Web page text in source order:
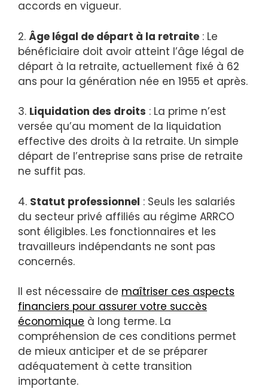
accords en vigueur.
2. Âge légal de départ à la retraite : Le
bénéficiaire doit avoir atteint l’âge légal de
départ à la retraite, actuellement fixé à 62
ans pour la génération née en 1955 et après.
3. Liquidation des droits : La prime n’est
versée qu’au moment de la liquidation
effective des droits à la retraite. Un simple
départ de l’entreprise sans prise de retraite
ne suffit pas.
4. Statut professionnel : Seuls les salariés
du secteur privé affiliés au régime ARRCO
sont éligibles. Les fonctionnaires et les
travailleurs indépendants ne sont pas
concernés.
Il est nécessaire de maîtriser ces aspects
financiers pour assurer votre succès
économique à long terme. La
compréhension de ces conditions permet
de mieux anticiper et de se préparer
adéquatement à cette transition
importante.